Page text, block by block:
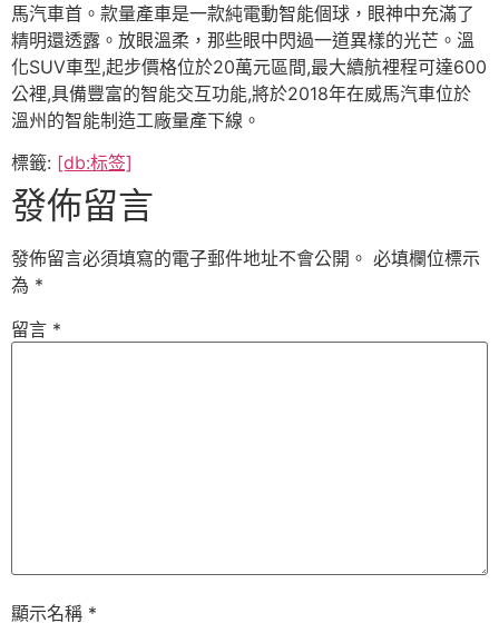
馬汽車首。款量產車是一款純電動智能個球，眼神中充滿了
精明還透露。放眼溫柔，那些眼中閃過一道異樣的光芒。溫
化SUV車型,起步價格位於20萬元區間,最大續航裡程可達600
公裡,具備豐富的智能交互功能,將於2018年在威馬汽車位於
溫州的智能制造工廠量產下線。
標籤: [db:标签]
發佈留言
發佈留言必須填寫的電子郵件地址不會公開。 必填欄位標示
為 *
留言 *
顯示名稱 *